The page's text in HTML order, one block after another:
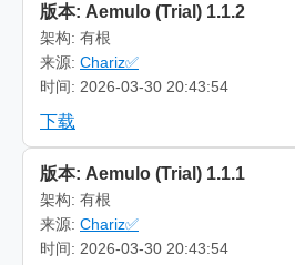
版本: Aemulo (Trial) 1.1.2
架构: 有根
来源: Chariz✅
时间: 2026-03-30 20:43:54
下载
版本: Aemulo (Trial) 1.1.1
架构: 有根
来源: Chariz✅
时间: 2026-03-30 20:43:54